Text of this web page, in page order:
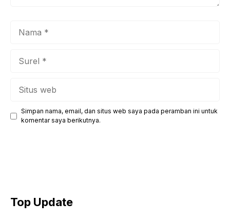
Simpan nama, email, dan situs web saya pada peramban ini untuk
komentar saya berikutnya.
Top Update